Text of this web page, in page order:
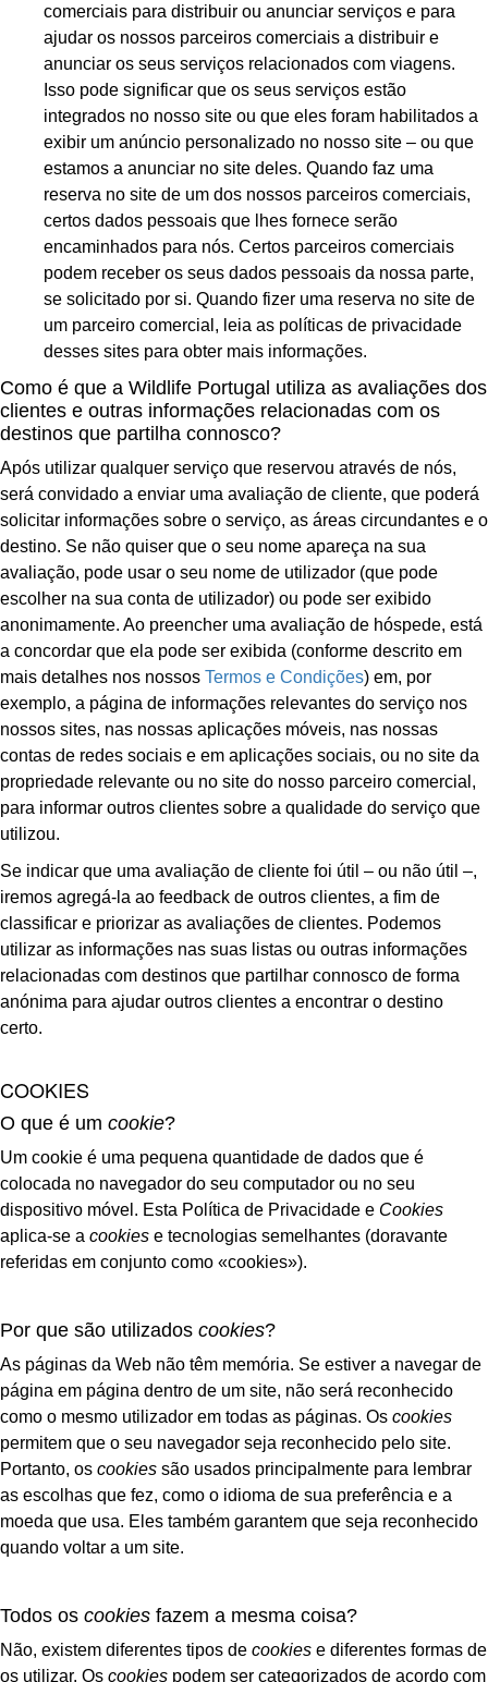
comerciais para distribuir ou anunciar serviços e para
ajudar os nossos parceiros comerciais a distribuir e
anunciar os seus serviços relacionados com viagens.
Isso pode significar que os seus serviços estão
integrados no nosso site ou que eles foram habilitados a
exibir um anúncio personalizado no nosso site – ou que
estamos a anunciar no site deles. Quando faz uma
reserva no site de um dos nossos parceiros comerciais,
certos dados pessoais que lhes fornece serão
encaminhados para nós. Certos parceiros comerciais
podem receber os seus dados pessoais da nossa parte,
se solicitado por si. Quando fizer uma reserva no site de
um parceiro comercial, leia as políticas de privacidade
desses sites para obter mais informações.
Como é que a Wildlife Portugal utiliza as avaliações dos
clientes e outras informações relacionadas com os
destinos que partilha connosco?
Após utilizar qualquer serviço que reservou através de nós,
será convidado a enviar uma avaliação de cliente, que poderá
solicitar informações sobre o serviço, as áreas circundantes e o
destino. Se não quiser que o seu nome apareça na sua
avaliação, pode usar o seu nome de utilizador (que pode
escolher na sua conta de utilizador) ou pode ser exibido
anonimamente. Ao preencher uma avaliação de hóspede, está
a concordar que ela pode ser exibida (conforme descrito em
mais detalhes nos nossos Termos e Condições) em, por
exemplo, a página de informações relevantes do serviço nos
nossos sites, nas nossas aplicações móveis, nas nossas
contas de redes sociais e em aplicações sociais, ou no site da
propriedade relevante ou no site do nosso parceiro comercial,
para informar outros clientes sobre a qualidade do serviço que
utilizou.
Se indicar que uma avaliação de cliente foi útil – ou não útil –,
iremos agregá-la ao feedback de outros clientes, a fim de
classificar e priorizar as avaliações de clientes. Podemos
utilizar as informações nas suas listas ou outras informações
relacionadas com destinos que partilhar connosco de forma
anónima para ajudar outros clientes a encontrar o destino
certo.
COOKIES
O que é um cookie?
Um cookie é uma pequena quantidade de dados que é
colocada no navegador do seu computador ou no seu
dispositivo móvel. Esta Política de Privacidade e Cookies
aplica-se a cookies e tecnologias semelhantes (doravante
referidas em conjunto como «cookies»).
Por que são utilizados cookies?
As páginas da Web não têm memória. Se estiver a navegar de
página em página dentro de um site, não será reconhecido
como o mesmo utilizador em todas as páginas. Os cookies
permitem que o seu navegador seja reconhecido pelo site.
Portanto, os cookies são usados principalmente para lembrar
as escolhas que fez, como o idioma de sua preferência e a
moeda que usa. Eles também garantem que seja reconhecido
quando voltar a um site.
Todos os cookies fazem a mesma coisa?
Não, existem diferentes tipos de cookies e diferentes formas de
os utilizar. Os cookies podem ser categorizados de acordo com